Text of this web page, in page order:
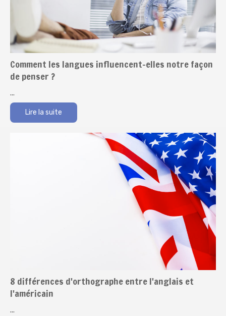
Comment les langues influencent-elles notre façon
de penser ?
...
Lire la suite
8 différences d'orthographe entre l'anglais et
l'américain
...